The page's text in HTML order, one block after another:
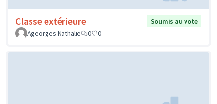
Classe extérieure
Soumis au vote
Ageorges Nathalie
0 0